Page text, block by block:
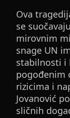
Ova
se
mirovnim
snage UN
stabilnosti i
pogođenim
rizicima i
Jovanović
sličnih